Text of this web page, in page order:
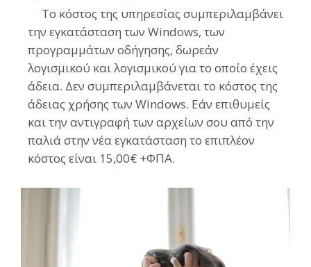
Το κόστος της υπηρεσίας συμπεριλαμβάνει
την εγκατάσταση των Windows, των
προγραμμάτων οδήγησης, δωρεάν
λογισμικού και λογισμικού για το οποίο έχεις
άδεια. Δεν συμπεριλαμβάνεται το κόστος της
άδειας χρήσης των Windows. Εάν επιθυμείς
και την αντιγραφή των αρχείων σου από την
παλιά στην νέα εγκατάσταση το επιπλέον
κόστος είναι 15,00€ +ΦΠΑ.